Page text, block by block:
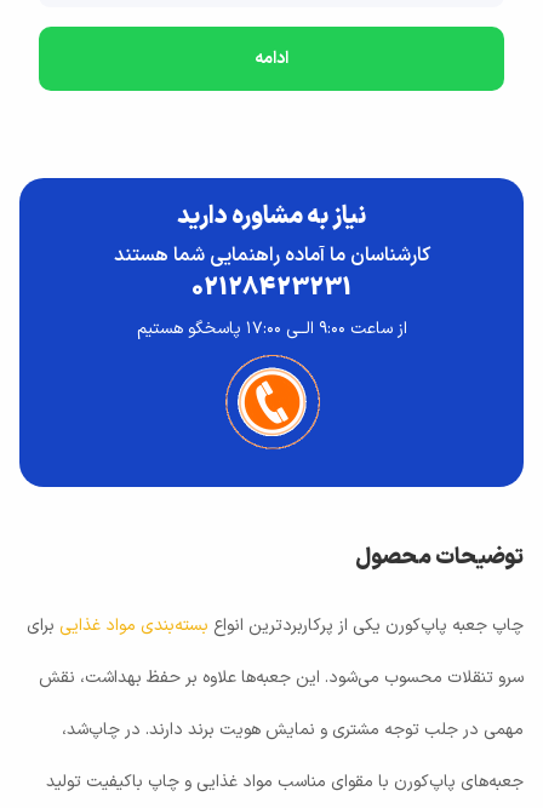
ادامه
نیاز به مشاوره دارید
کارشناسان ما آماده راهنمایی شما هستند
02128423231
از ساعت ۹:۰۰ الــی ۱۷:۰۰ پاسخگو هستیم
توضیحات محصول
چاپ جعبه پاپ‌کورن یکی از پرکاربردترین انواع بسته‌بندی مواد غذایی برای
سرو تنقلات محسوب می‌شود. این جعبه‌ها علاوه بر حفظ بهداشت، نقش
مهمی در جلب توجه مشتری و نمایش هویت برند دارند. در چاپ‌شد،
جعبه‌های پاپ‌کورن با مقوای مناسب مواد غذایی و چاپ باکیفیت تولید